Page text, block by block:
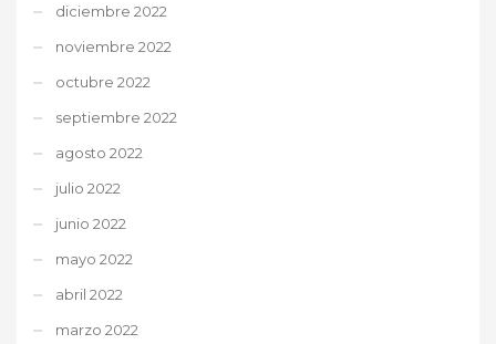
diciembre 2022
noviembre 2022
octubre 2022
septiembre 2022
agosto 2022
julio 2022
junio 2022
mayo 2022
abril 2022
marzo 2022